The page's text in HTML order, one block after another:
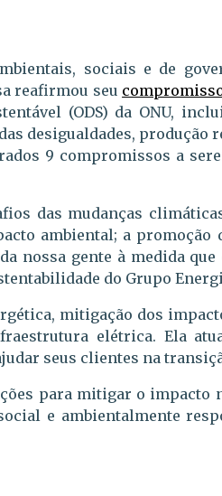
sociais e de
reafirmou seu
(ODS) da ONU,
desigualdades, produção
9 compromissos a
das mudanças
ambiental; a promoção
nossa gente à medida que
do Grupo
mitigação dos
elétrica. Ela
seus clientes na
para mitigar o impacto
e ambientalmente